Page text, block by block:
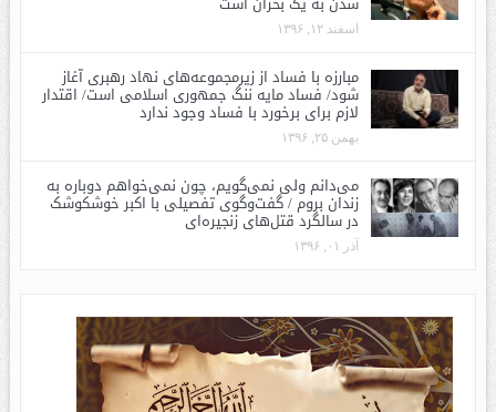
اسفند ۱۲, ۱۳۹۶
مبارزه با فساد از زیرمجموعه‌های نهاد رهبری آغاز
شود/ فساد مایه ننگ جمهوری اسلامی است/ اقتدار
لازم برای برخورد با فساد وجود ندارد
بهمن ۲۵, ۱۳۹۶
می‌دانم ولی نمی‌گویم، چون نمی‌خواهم دوباره به
زندان بروم / گفت‌وگوی تفصیلی با اکبر خوشکوشک
در سالگرد قتل‌های زنجیره‌ای
آذر ۰۱, ۱۳۹۶